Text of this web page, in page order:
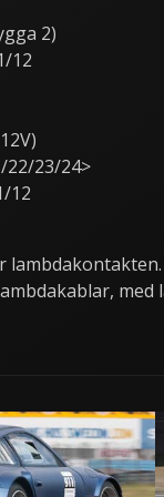
2)
12
22/23/24>
12
lambdakontakten.